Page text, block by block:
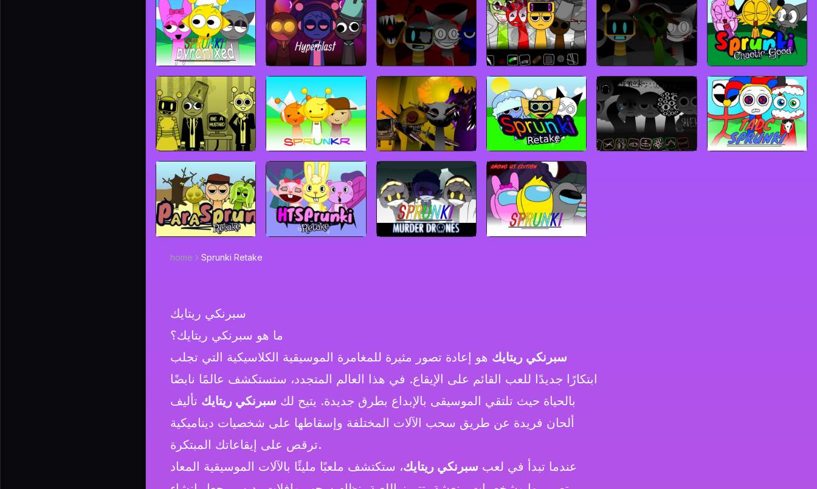
home Sprunki Retake
سبرنكي ريتايك
ما هو سبرنكي ريتايك؟
سبرنكي ريتايك هو إعادة تصور مثيرة للمغامرة الموسيقية الكلاسيكية التي تجلب
ابتكارًا جديدًا للعب القائم على الإيقاع. في هذا العالم المتجدد، ستستكشف عالمًا نابضًا
بالحياة حيث تلتقي الموسيقى بالإبداع بطرق جديدة. يتيح لك سبرنكي ريتايك تأليف
ألحان فريدة عن طريق سحب الآلات المختلفة وإسقاطها على شخصيات ديناميكية
ترقص على إيقاعاتك المبتكرة.
عندما تبدأ في لعب سبرنكي ريتايك، ستكتشف ملعبًا مليئًا بالآلات الموسيقية المعاد